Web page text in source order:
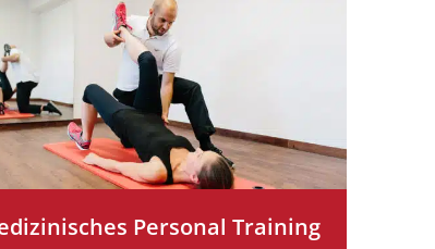
Personal Training